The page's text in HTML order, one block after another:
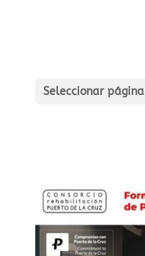
Seleccionar página